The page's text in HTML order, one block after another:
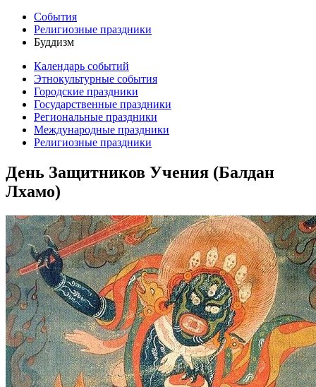
События
Религиозные праздники
Буддизм
Календарь событий
Этнокультурные события
Городские праздники
Государственные праздники
Региональные праздники
Международные праздники
Религиозные праздники
День Защитников Учения (Балдан
Лхамо)